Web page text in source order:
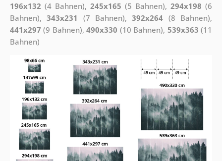
196x132 (4 Bahnen), 245x165 (5 Bahnen),294x198 (6
Bahnen),343x231 (7 Bahnen),392x264 (8 Bahnen),
441x297 (9 Bahnen),490x330 (10 Bahnen), 539x363 (11
Bahnen)